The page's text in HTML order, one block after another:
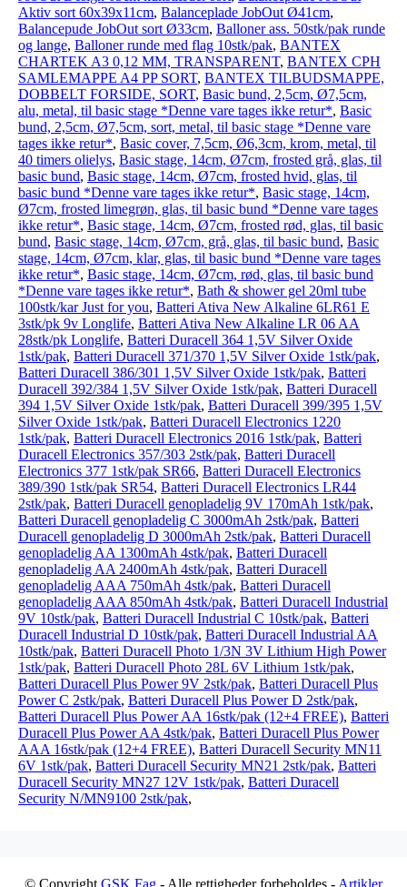
Aktiv sort 60x39x11cm, Balanceplade JobOut Ø41cm,
Balancepude JobOut sort Ø33cm, Balloner ass. 50stk/pak runde
og lange, Balloner runde med flag 10stk/pak, BANTEX
CHARTEK A3 0,12 MM, TRANSPARENT, BANTEX CPH
SAMLEMAPPE A4 PP SORT, BANTEX TILBUDSMAPPE,
DOBBELT FORSIDE, SORT, Basic bund, 2,5cm, Ø7,5cm,
alu, metal, til basic stage *Denne vare tages ikke retur*, Basic
bund, 2,5cm, Ø7,5cm, sort, metal, til basic stage *Denne vare
tages ikke retur*, Basic cover, 7,5cm, Ø6,3cm, krom, metal, til
40 timers olielys, Basic stage, 14cm, Ø7cm, frosted grå, glas, til
basic bund, Basic stage, 14cm, Ø7cm, frosted hvid, glas, til
basic bund *Denne vare tages ikke retur*, Basic stage, 14cm,
Ø7cm, frosted limegrøn, glas, til basic bund *Denne vare tages
ikke retur*, Basic stage, 14cm, Ø7cm, frosted rød, glas, til basic
bund, Basic stage, 14cm, Ø7cm, grå, glas, til basic bund, Basic
stage, 14cm, Ø7cm, klar, glas, til basic bund *Denne vare tages
ikke retur*, Basic stage, 14cm, Ø7cm, rød, glas, til basic bund
*Denne vare tages ikke retur*, Bath & shower gel 20ml tube
100stk/kar Just for you, Batteri Ativa New Alkaline 6LR61 E
3stk/pk 9v Longlife, Batteri Ativa New Alkaline LR 06 AA
28stk/pk Longlife, Batteri Duracell 364 1,5V Silver Oxide
1stk/pak, Batteri Duracell 371/370 1,5V Silver Oxide 1stk/pak,
Batteri Duracell 386/301 1,5V Silver Oxide 1stk/pak, Batteri
Duracell 392/384 1,5V Silver Oxide 1stk/pak, Batteri Duracell
394 1,5V Silver Oxide 1stk/pak, Batteri Duracell 399/395 1,5V
Silver Oxide 1stk/pak, Batteri Duracell Electronics 1220
1stk/pak, Batteri Duracell Electronics 2016 1stk/pak, Batteri
Duracell Electronics 357/303 2stk/pak, Batteri Duracell
Electronics 377 1stk/pak SR66, Batteri Duracell Electronics
389/390 1stk/pak SR54, Batteri Duracell Electronics LR44
2stk/pak, Batteri Duracell genopladelig 9V 170mAh 1stk/pak,
Batteri Duracell genopladelig C 3000mAh 2stk/pak, Batteri
Duracell genopladelig D 3000mAh 2stk/pak, Batteri Duracell
genopladelig AA 1300mAh 4stk/pak, Batteri Duracell
genopladelig AA 2400mAh 4stk/pak, Batteri Duracell
genopladelig AAA 750mAh 4stk/pak, Batteri Duracell
genopladelig AAA 850mAh 4stk/pak, Batteri Duracell Industrial
9V 10stk/pak, Batteri Duracell Industrial C 10stk/pak, Batteri
Duracell Industrial D 10stk/pak, Batteri Duracell Industrial AA
10stk/pak, Batteri Duracell Photo 1/3N 3V Lithium High Power
1stk/pak, Batteri Duracell Photo 28L 6V Lithium 1stk/pak,
Batteri Duracell Plus Power 9V 2stk/pak, Batteri Duracell Plus
Power C 2stk/pak, Batteri Duracell Plus Power D 2stk/pak,
Batteri Duracell Plus Power AA 16stk/pak (12+4 FREE), Batteri
Duracell Plus Power AA 4stk/pak, Batteri Duracell Plus Power
AAA 16stk/pak (12+4 FREE), Batteri Duracell Security MN11
6V 1stk/pak, Batteri Duracell Security MN21 2stk/pak, Batteri
Duracell Security MN27 12V 1stk/pak, Batteri Duracell
Security N/MN9100 2stk/pak,
© Copyright GSK Fag - Alle rettigheder forbeholdes - Artikler